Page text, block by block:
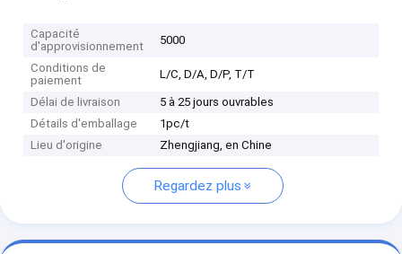
Capacité
d'approvisionnement
5000
Conditions de
paiement
L/C, D/A, D/P, T/T
Délai de livraison
5 à 25 jours ouvrables
Détails d'emballage
1pc/t
Lieu d'origine
Zhengjiang, en Chine
Regardez plus